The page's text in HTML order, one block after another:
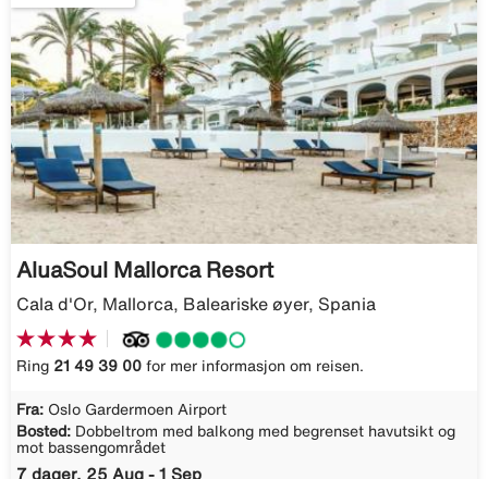
AluaSoul Mallorca Resort
Cala d'Or, Mallorca, Baleariske øyer, Spania
Ring 21 49 39 00 for mer informasjon om reisen.
Fra: Oslo Gardermoen Airport
Bosted: Dobbeltrom med balkong med begrenset havutsikt og
mot bassengområdet
7 dager, 25 Aug - 1 Sep